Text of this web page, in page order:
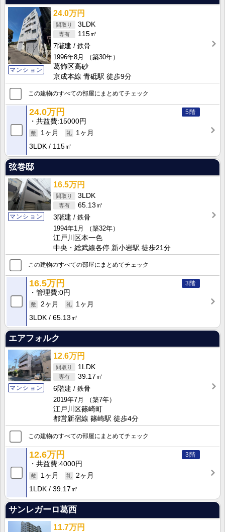
マンション
24.0万円
3LDK
115㎡
7階建
鉄骨
1996年8月
（築30年）
葛飾区高砂
京成本線 青砥駅 徒歩9分
この建物のすべての部屋にまとめてチェック
5階
24.0万円
共益費 15000円
1ヶ月
1ヶ月
3LDK
115㎡
弦巻邸
マンション
16.5万円
3LDK
65.13㎡
3階建
鉄骨
1994年1月
（築32年）
江戸川区本一色
中央・総武線各停 新小岩駅 徒歩21分
この建物のすべての部屋にまとめてチェック
3階
16.5万円
管理費 0円
2ヶ月
1ヶ月
3LDK
65.13㎡
エアフォルク
マンション
12.6万円
1LDK
39.17㎡
6階建
鉄骨
2019年7月
（築7年）
江戸川区篠崎町
都営新宿線 篠崎駅 徒歩4分
この建物のすべての部屋にまとめてチェック
3階
12.6万円
共益費 4000円
1ヶ月
2ヶ月
1LDK
39.17㎡
サンレガーロ葛西
11.7万円